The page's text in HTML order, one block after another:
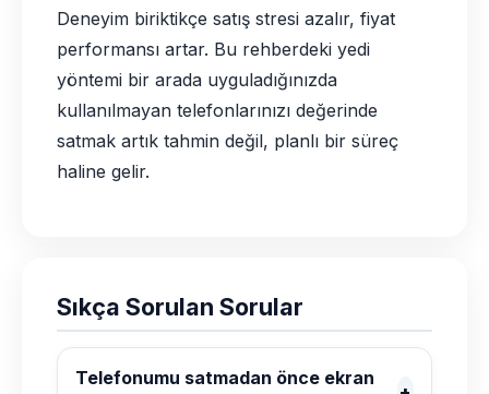
Deneyim biriktikçe satış stresi azalır, fiyat
performansı artar. Bu rehberdeki yedi
yöntemi bir arada uyguladığınızda
kullanılmayan telefonlarınızı değerinde
satmak artık tahmin değil, planlı bir süreç
haline gelir.
Sıkça Sorulan Sorular
Telefonumu satmadan önce ekran